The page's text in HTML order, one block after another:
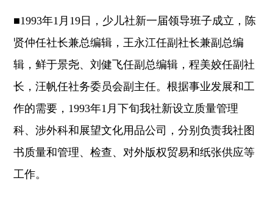
■1993年1月19日，少儿社新一届领导班子成立，陈
贤仲任社长兼总编辑，王永江任副社长兼副总编
辑，鲜于景尧、刘健飞任副总编辑，程美姣任副社
长，汪帆任社务委员会副主任。根据事业发展和工
作的需要，1993年1月下旬我社新设立质量管理
科、涉外科和展望文化用品公司，分别负责我社图
书质量和管理、检查、对外版权贸易和纸张供应等
工作。